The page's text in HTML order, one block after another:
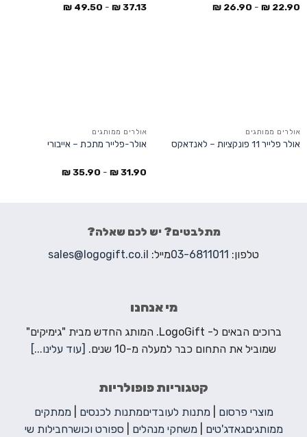
22.90
₪
-
26.90
₪
37.13
₪
-
49.50
₪
אולרים ממותגים
אולר פלייר 11 פונקציות – לאנדאקס
אולרים ממותגים
אולר-פלייר מתכת – אייבורי
31.90
₪
-
35.90
₪
מתלבטים? יש לכם שאלה?
טלפון: 03-6811011מייל: sales@logogift.co.il
מי אנחנו
ברוכים הבאים ל- LogoGift. המותג החדש מבית "גימיקים"
שמוביל את התחום כבר למעלה מ-10 שנים.
[עוד עלינו...]
קטגוריות פופולריות
מוצרי פרסום מתנות לעובדיםמתנות לכנסים
ממתקים
ממותגיםגאדג'טים משחקי מנהלים ספורט וכושרחבילות שי